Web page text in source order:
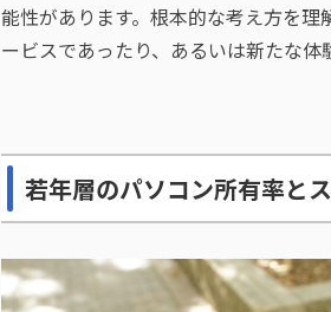
能性があります。根本的な考え方を
ービスであったり、あるいは新たな体
若年層のパソコン所有率と